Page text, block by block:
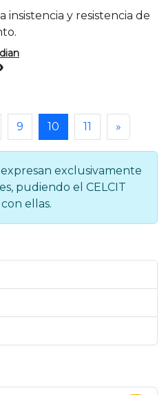
insistencia y resistencia de
9 10 11 »
exclusivamente
pudiendo el CELCIT
ellas.